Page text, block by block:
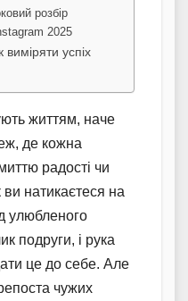
розбір
2025
виміряти успіх
життям, наче
де кожна
радості чи
ви натикаєтеся на
улюбленого
подруги, і рука
це до себе. Але
чужих